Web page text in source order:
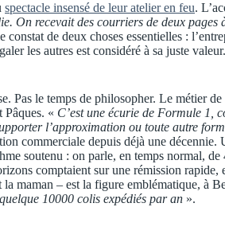
spectacle insensé de leur atelier en feu.
On recevait des courriers de deux pages
de deux choses essentielles :
les autres est considéré à sa juste
Pas le temps de philosopher. Le métier
Pâques. « C’est une écurie de Formule 1,
l’approximation ou toute autre
commerciale depuis déjà une décennie.
soutenu : on parle, en temps normal, de
comptaient sur une rémission rapide,
maman – est la figure emblématique, à
quelque 10000 colis expédiés par an ».